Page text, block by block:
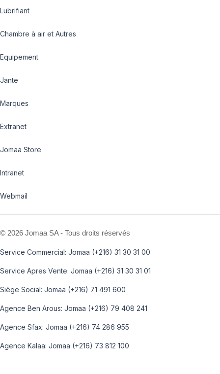
Lubrifiant
Chambre à air et Autres
Equipement
Jante
Marques
Extranet
Jomaa Store
Intranet
Webmail
© 2026 Jomaa SA - Tous droits réservés
Service Commercial: Jomaa (+216) 31 30 31 00
Service Apres Vente: Jomaa (+216) 31 30 31 01
Siège Social: Jomaa (+216) 71 491 600
Agence Ben Arous: Jomaa (+216) 79 408 241
Agence Sfax: Jomaa (+216) 74 286 955
Agence Kalaa: Jomaa (+216) 73 812 100